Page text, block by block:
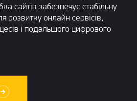
сайтів забезпечує стабільну
розвитку онлайн сервісів,
і подальшого цифрового